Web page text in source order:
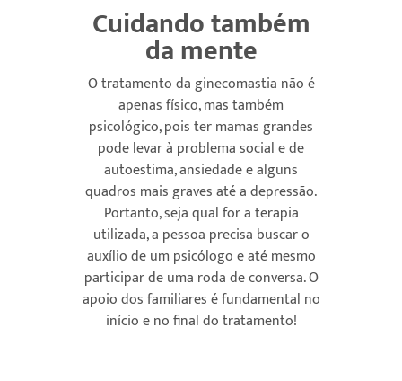
Cuidando também
da mente
O tratamento da ginecomastia não é
apenas físico, mas também
psicológico, pois ter mamas grandes
pode levar à problema social e de
autoestima, ansiedade e alguns
quadros mais graves até a depressão.
Portanto, seja qual for a terapia
utilizada, a pessoa precisa buscar o
auxílio de um psicólogo e até mesmo
participar de uma roda de conversa. O
apoio dos familiares é fundamental no
início e no final do tratamento!